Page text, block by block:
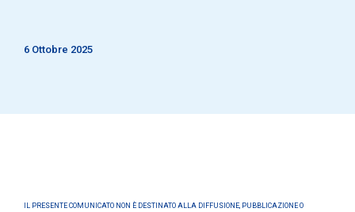
6 Ottobre 2025
IL PRESENTE COMUNICATO NON È DESTINATO ALLA DIFFUSIONE, PUBBLICAZIONE O